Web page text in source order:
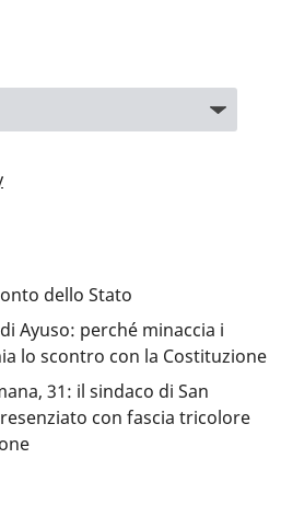
dello Stato
Ayuso: perché minaccia i
lo scontro con la Costituzione
31: il sindaco di San
con fascia tricolore